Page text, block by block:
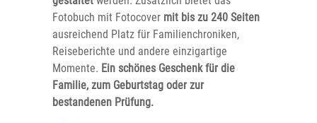
Fotobuch mit Fotocover mit bis zu 240 Seiten
ausreichend Platz für Familienchroniken,
Reiseberichte und andere einzigartige
Momente. Ein schönes Geschenk für die
Familie, zum Geburtstag oder zur
bestandenen Prüfung.